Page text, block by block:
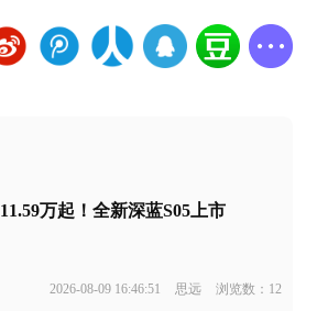
11.59万起！全新深蓝S05上市
2026-08-09 16:46:51 思远 浏览数：12